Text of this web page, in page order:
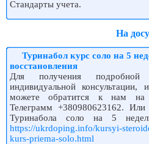
Стандарты учета.
На
Туринабол курс соло на 5
восстановления
Для получения подробной
индивидуальной консультации,
можете обратится к нам на
Телеграмм +380980623162. Или
Туринабола соло на 5
https://ukrdoping.info/kursyi-
kurs-priema-solo.html